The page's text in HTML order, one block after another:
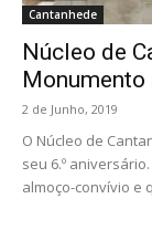
Cantanhede
Núcleo de
Monumento
2 de Junho, 2019
O Núcleo de
seu 6.º
almoço-convívio e